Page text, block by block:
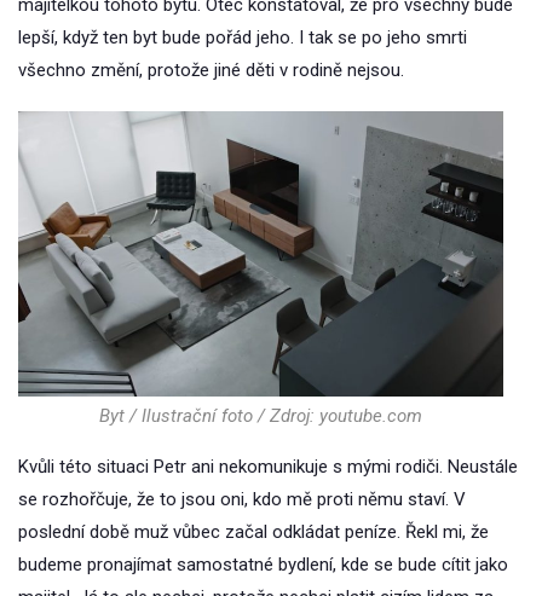
lepší, když ten byt bude pořád jeho. I tak se po jeho smrti
všechno změní, protože jiné děti v rodině nejsou.
Byt / Ilustrační foto / Zdroj: youtube.com
Kvůli této situaci Petr ani nekomunikuje s mými rodiči. Neustále
se rozhořčuje, že to jsou oni, kdo mě proti němu staví. V
poslední době muž vůbec začal odkládat peníze. Řekl mi, že
budeme pronajímat samostatné bydlení, kde se bude cítit jako